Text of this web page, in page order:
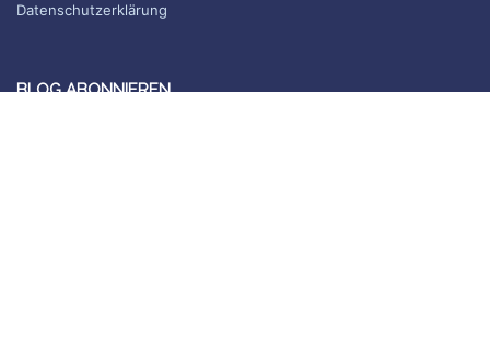
Datenschutzerklärung
BLOG ABONNIEREN